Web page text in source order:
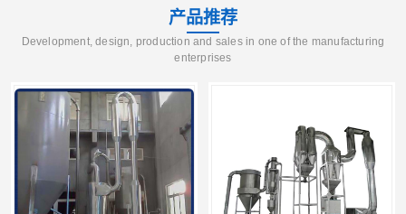
产品推荐
Development, design, production and sales in one of the manufacturing
enterprises